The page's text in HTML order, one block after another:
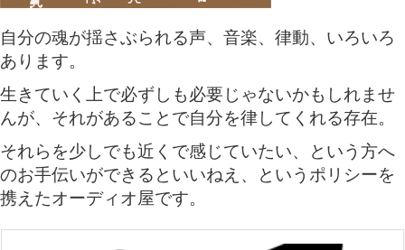
自分の魂が揺さぶられる声、音楽、律動、いろいろ
あります。
生きていく上で必ずしも必要じゃないかもしれませ
んが、それがあることで自分を律してくれる存在。
それらを少しでも近くで感じていたい、という方へ
のお手伝いができるといいねえ、というポリシーを
携えたオーディオ屋です。